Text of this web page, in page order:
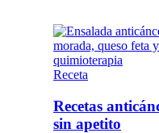
Receta
Recetas
sin apetito